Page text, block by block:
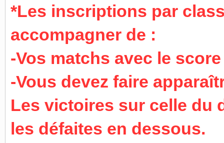
*Les inscriptions par
accompagner de :
-Vos matchs avec le
-Vous devez faire
Les victoires sur celle du
les défaites en dessous.